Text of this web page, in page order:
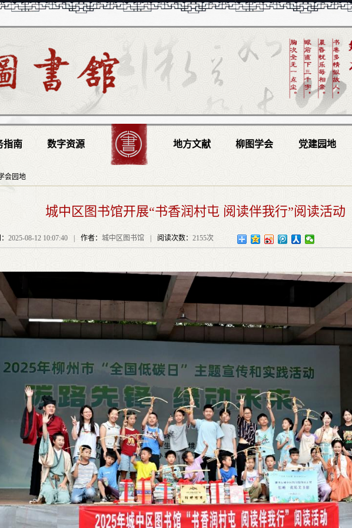
指南 数字资源 地方文献 柳图学会 党建园地
会园地
城中区图书馆开展“书香润村屯 阅读伴我行”阅读活动
2025-08-12 10:07:40 作者： 城中区图书馆 阅读次数： 2155次